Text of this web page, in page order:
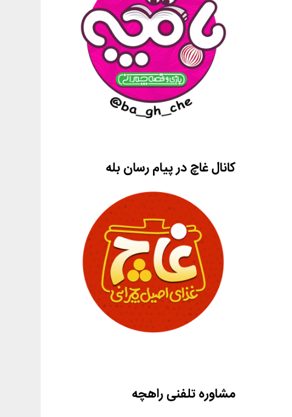
کانال غاچ در پیام رسان بله
مشاوره تلفنی راهچه